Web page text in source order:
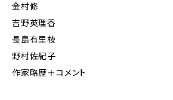
金村修
吉野英理香
長島有里枝
野村佐紀子
作家略歴＋コメント